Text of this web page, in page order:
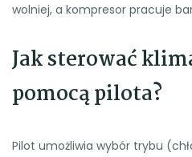
wolniej, a kompresor pracuje
Jak sterować
pomocą pilota?
Pilot umożliwia wybór trybu